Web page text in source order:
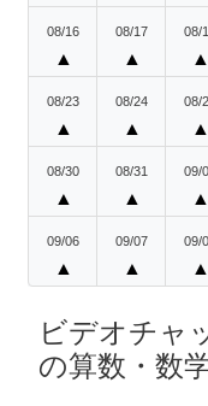
08/16
▲
08/17
▲
08/
▲
08/23
▲
08/24
▲
08/
▲
08/30
▲
08/31
▲
09/
▲
09/06
▲
09/07
▲
09/
▲
ビデオチャ
の算数・数